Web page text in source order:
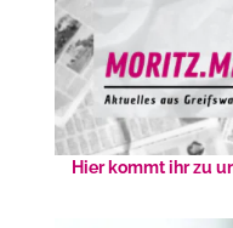
Hier kommt ihr zu